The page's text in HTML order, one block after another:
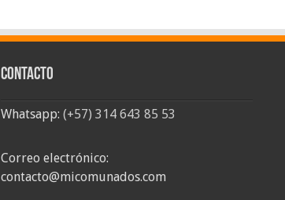
Contacto
Whatsapp: (+57) 314 643 85 53
Correo electrónico:
contacto@micomunados.com